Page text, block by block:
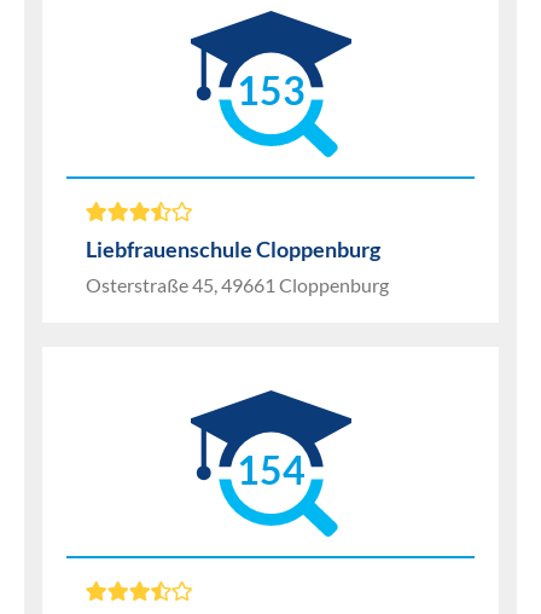
153
Liebfrauenschule Cloppenburg
Osterstraße 45, 49661 Cloppenburg
154